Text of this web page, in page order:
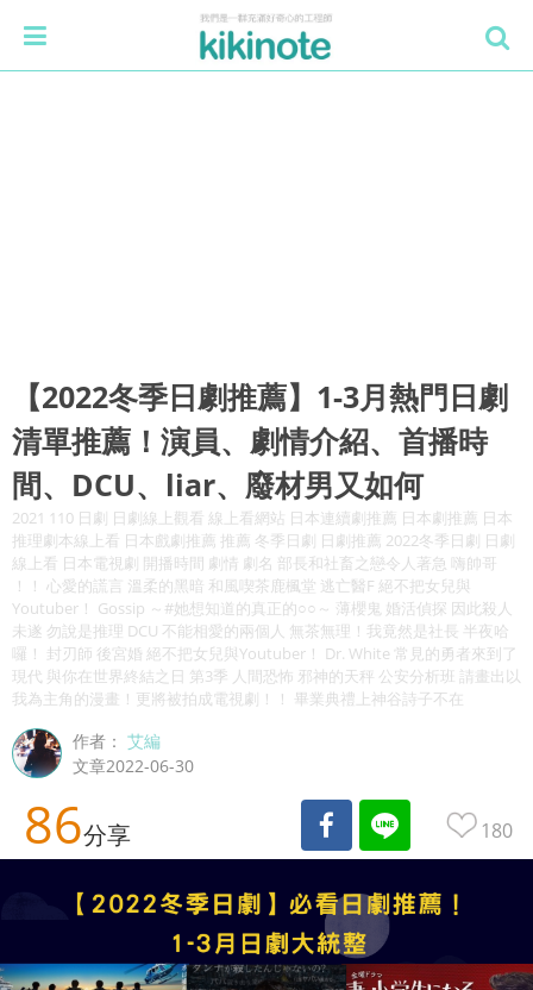
【2022冬季日劇推薦】1-3月熱門日劇
清單推薦！演員、劇情介紹、首播時
間、DCU、liar、廢材男又如何
2021 110 日劇 日劇線上觀看 線上看網站 日本連續劇推薦 日本劇推薦 日本
推理劇本線上看 日本戲劇推薦 推薦 冬季日劇 日劇推薦 2022冬季日劇 日劇
線上看 日本電視劇 開播時間 劇情 劇名 部長和社畜之戀令人著急 嗨帥哥
！！ 心愛的謊言 溫柔的黑暗 和風喫茶鹿楓堂 逃亡醫F 絕不把女兒與
Youtuber！ Gossip ～#她想知道的真正的○○～ 薄櫻鬼 婚活偵探 因此殺人
未遂 勿說是推理 DCU 不能相愛的兩個人 無茶無理！我竟然是社長 半夜哈
囉！ 封刃師 後宮婚 絕不把女兒與Youtuber！ Dr. White 常見的勇者來到了
現代 與你在世界終結之日 第3季 人間恐怖 邪神的天秤 公安分析班 請畫出以
我為主角的漫畫！更將被拍成電視劇！！ 畢業典禮上神谷詩子不在
作者：艾編
文章2022-06-30
86分享 180